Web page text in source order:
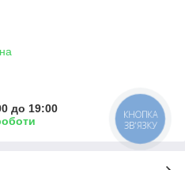
до 19:00
КНОПКА
ЗВ'ЯЗКУ